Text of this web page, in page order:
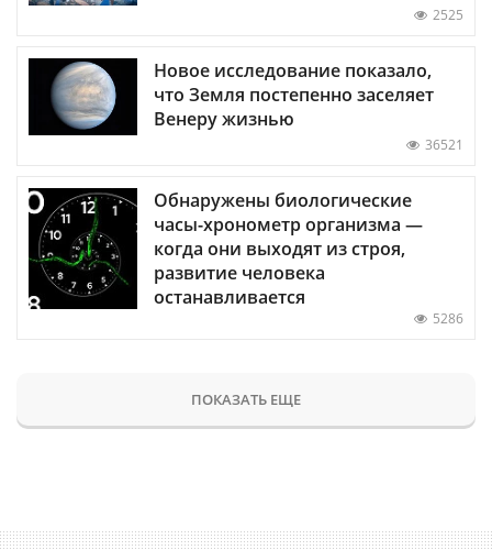
2525
Новое исследование показало,
что Земля постепенно заселяет
Венеру жизнью
36521
Обнаружены биологические
часы-хронометр организма —
когда они выходят из строя,
развитие человека
останавливается
5286
ПОКАЗАТЬ ЕЩЕ